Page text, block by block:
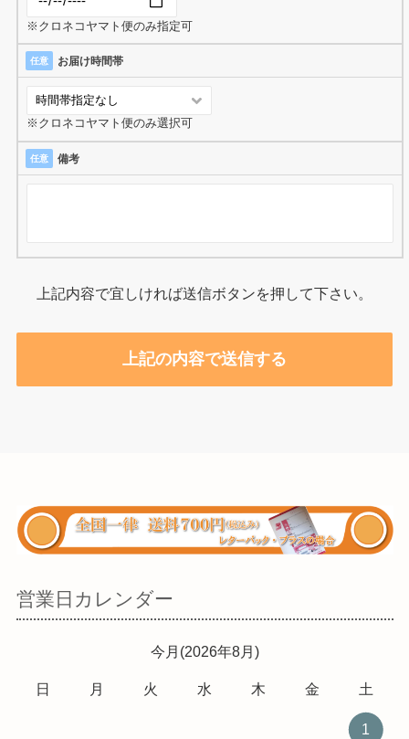
※クロネコヤマト便のみ指定可
任意 お届け時間帯
※クロネコヤマト便のみ選択可
任意 備考
上記内容で宜しければ送信ボタンを押して下さい。
営業日カレンダー
今月(2026年8月)
日 月 火 水 木 金 土
1